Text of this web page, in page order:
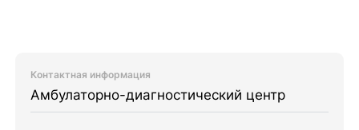
Контактная информация
Амбулаторно-диагностический центр